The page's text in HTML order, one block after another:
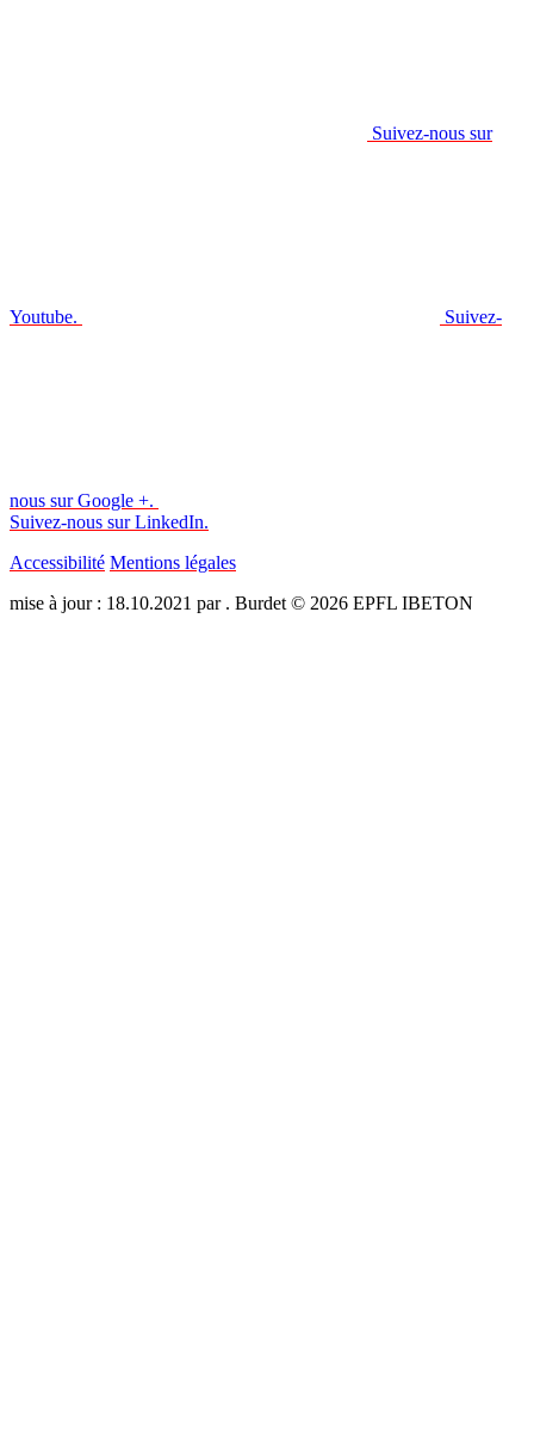
Suivez-nous sur
Youtube. Suivez-
nous sur Google +.
Suivez-nous sur LinkedIn.
Accessibilité Mentions légales
mise à jour : 18.10.2021 par . Burdet © 2026 EPFL IBETON